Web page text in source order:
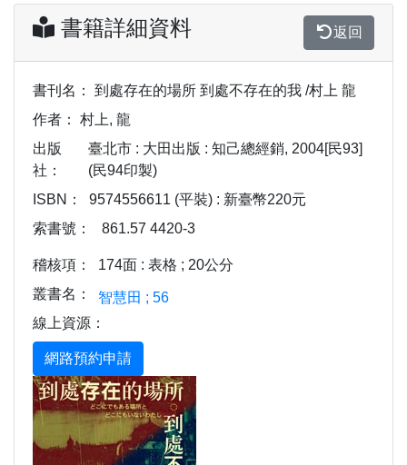
書籍詳細資料 返回
書刊名：
到處存在的場所 到處不存在的我 /村上 龍
作者：
村上, 龍
出版
社：
臺北市 : 大田出版 : 知己總經銷, 2004[民93]
(民94印製)
ISBN：
9574556611 (平裝) : 新臺幣220元
索書號：
861.57 4420-3
稽核項：
174面 : 表格 ; 20公分
叢書名：
智慧田 ; 56
線上資源：